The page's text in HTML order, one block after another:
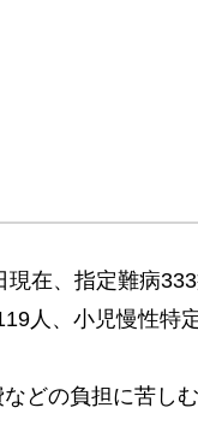
在、指定難病
人、小児慢性特
どの負担に苦し